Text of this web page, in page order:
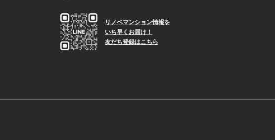
リノベマンション情報を
いち早くお届け！
友だち登録はこちら